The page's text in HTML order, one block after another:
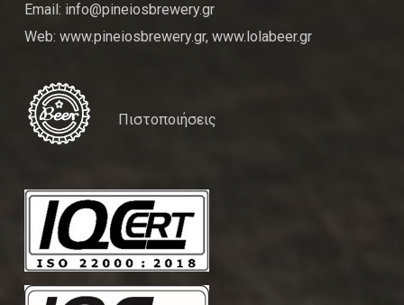
Email: info@pineiosbrewery.gr
Web: www.pineiosbrewery.gr, www.lolabeer.gr
Πιστοποιήσεις